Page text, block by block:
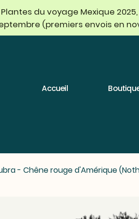
Accueil
du voyage Mexique
(premiers envois en
- Chêne rouge d'Amérique